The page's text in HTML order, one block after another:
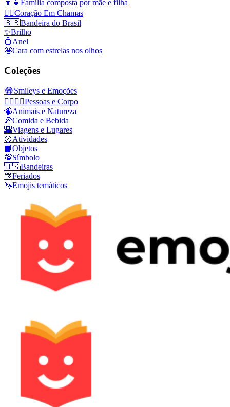
👩‍👧 Família composta por mãe e filha
❤️‍🔥Coração Em Chamas
🇧🇷Bandeira do Brasil
✨Brilho
💍Anel
🤩Cara com estrelas nos olhos
Coleções
😂Smileys e Emoções
👩‍❤️‍💋‍👨Pessoas e Corpo
🐝Animais e Natureza
🍕Comida e Bebida
🌇Viagens e Lugares
🥎Atividades
📙Objetos
💯Símbolo
🇺🇸Bandeiras
🎊Feriados
🦄Emojis temáticos